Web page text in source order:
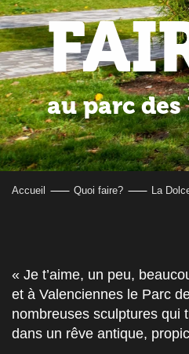
au parc des
Accueil Quoi faire? La
« Je t’aime, un peu,
et à Valenciennes le Parc
nombreuses sculptures qui
dans un rêve antique,